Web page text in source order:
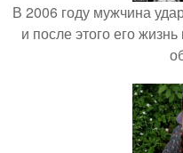
В 2006 году мужчина
и после этого его